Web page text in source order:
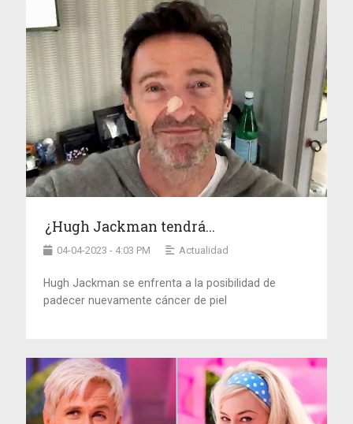
¿Hugh Jackman tendrá...
04-04-2023 - 4:03 PM Actualidad
Hugh Jackman se enfrenta a la posibilidad de
padecer nuevamente cáncer de piel